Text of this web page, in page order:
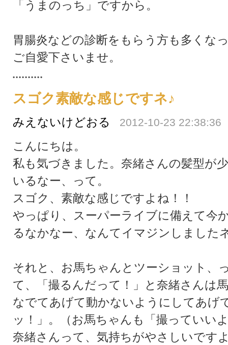
「うまのっち」ですから。
胃腸炎などの診断をもらう方も多くな
ご自愛下さいませ。
スゴク素敵な感じですネ♪
みえないけどおる 2012-10-23 22:38:36
こんにちは。
私も気づきました。奈緒さんの髪型が
いるなー、って。
スゴク、素敵な感じですよね！！
やっぱり、スーパーライブに備えて今
るなかなー、なんてイマジンしました
それと、お馬ちゃんとツーショット、
て、「撮るんだって！」と奈緒さんは
なでてあげて動かないようにしてあげ
ッ！」。（お馬ちゃんも「撮っていい
奈緒さんって、気持ちがやさしいです